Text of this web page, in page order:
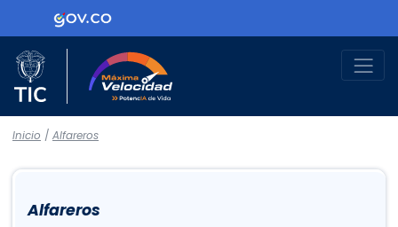
Logo Gobierno de Colombia
Logo del Ministerio TIC
Inicio / Alfareros
Alfareros